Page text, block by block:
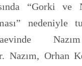
“Gorki ve
nedeniyle
Nazım, Orhan